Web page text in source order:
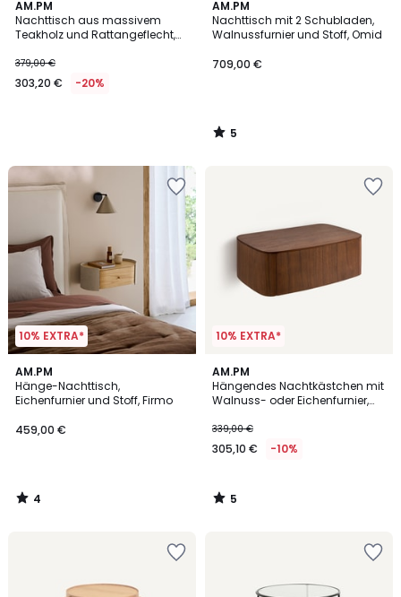
AM.PM
Nachttisch aus massivem
Teakholz und Rattangeflecht,
379,00 €
303,20 € -20%
AM.PM
Nachttisch mit 2 Schubladen,
Walnussfurnier und Stoff, Omid
709,00 €
5
/
5
5
/
10% EXTRA*
AM.PM
Hänge-Nachttisch,
Eichenfurnier und Stoff, Firmo
459,00 €
4
/
5
4
/
10% EXTRA*
AM.PM
Hängendes Nachtkästchen mit
Walnuss- oder Eichenfurnier,
339,00 €
305,10 € -10%
5
/
5
5
/